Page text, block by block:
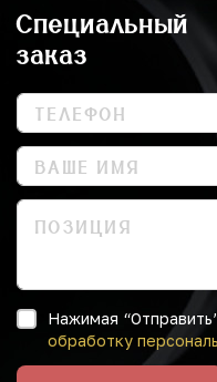
Специальный
заказ
Нажимая
обработку